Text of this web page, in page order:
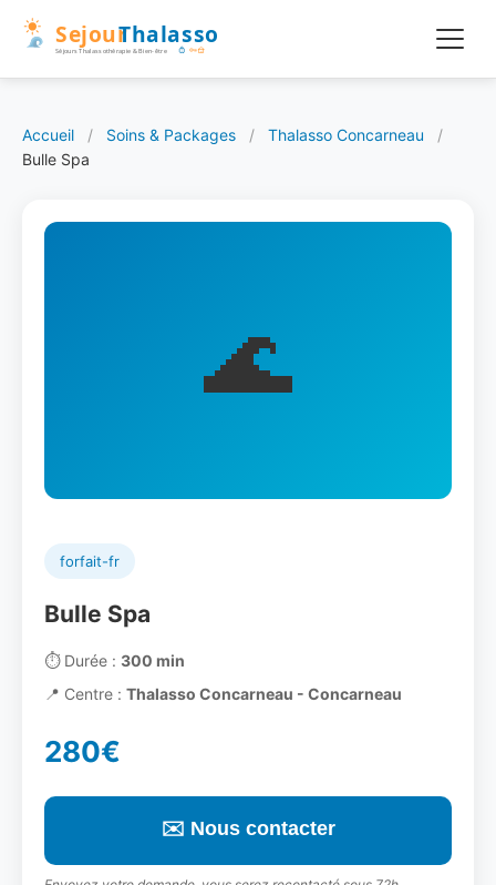
Accueil / Soins & Packages / Thalasso Concarneau
/
Bulle Spa
🌊
forfait-fr
Bulle Spa
⏱️Durée : 300 min
📍 Centre : Thalasso Concarneau - Concarneau
280€
✉️ Nous contacter